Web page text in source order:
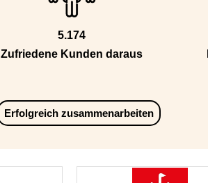
5.174
Zufriedene Kunden daraus
Erfolgreich zusammenarbeiten